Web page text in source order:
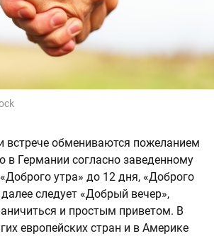
встрече обмениваются пожеланием
в Германии согласно заведенному
утра» до 12 дня, «Доброго
следует «Добрый вечер»,
и простым приветом. В
европейских стран и в Америке